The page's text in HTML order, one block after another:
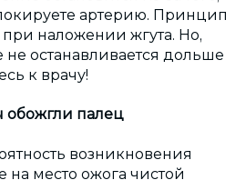
артерию. Принцип
при наложении жгута. Но,
останавливается дольше
к врачу!
обожгли палец
возникновения
на место ожога чистой